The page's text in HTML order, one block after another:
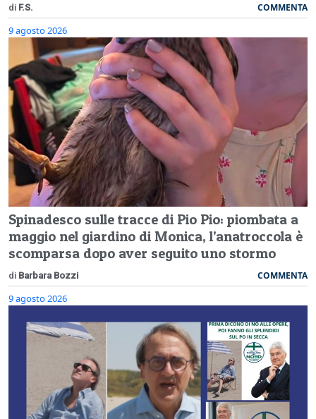
di F.S. COMMENTA
9 agosto 2026
Spinadesco sulle tracce di Pio Pio: piombata a
maggio nel giardino di Monica, l’anatroccola è
scomparsa dopo aver seguito uno stormo
di Barbara Bozzi COMMENTA
9 agosto 2026